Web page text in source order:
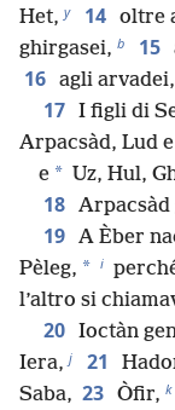
Het, y 14 oltre
ghirgasei, b 15
16 agli arvadei,
17 I figli di
Arpacsàd, Lud
e * Uz, Hul,
18 Arpacsàd
19 A Èber
Pèleg, * i
l’altro si
20 Ioctàn
Iera, j 21
Saba, 23 Òfir, k